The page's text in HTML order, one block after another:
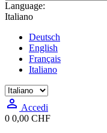
Language:
Italiano
Deutsch
English
Français
Italiano
 Accedi
0 0,00 CHF